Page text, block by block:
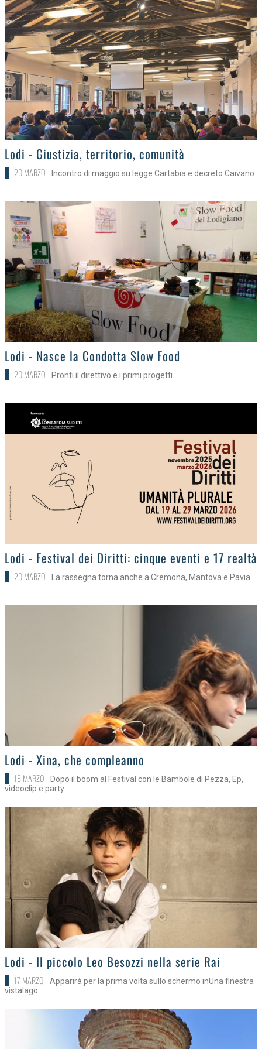
>Lodi - Giustizia, territorio, comunità
20 MARZO Incontro di maggio su legge Cartabia e decreto Caivano
>Lodi - Nasce la Condotta Slow Food
20 MARZO Pronti il direttivo e i primi progetti
>Lodi - Festival dei Diritti: cinque eventi e 17 realtà
20 MARZO La rassegna torna anche a Cremona, Mantova e Pavia
>Lodi - Xina, che compleanno
18 MARZO
Dopo il boom al Festival con le Bambole di Pezza, Ep,
videoclip e party
>Lodi - Il piccolo Leo Besozzi nella serie Rai
17 MARZO
Apparirà per la prima volta sullo schermo inUna finestra
vistalago